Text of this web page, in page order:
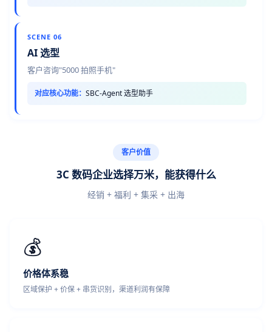
SCENE 06
AI 选型
客户咨询"5000 拍照手机"
对应核心功能： SBC-Agent 选型助手
客户价值
3C 数码企业选择万米，能获得什么
经销 + 福利 + 集采 + 出海
💰
价格体系稳
区域保护 + 价保 + 串货识别，渠道利润有保障